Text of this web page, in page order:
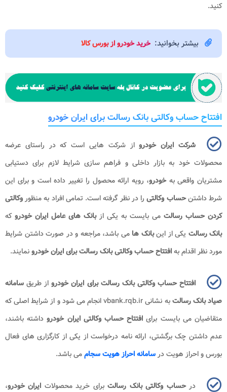
کنید.
بیشتر بخوانید: خرید خودرو از بورس کالا
افتتاح حساب وکالتی بانک رسالت برای ایران خودرو
شرکت ایران خودرواز شرکت هایی است که در راستای عرضه
محصولات خود به بازار داخلی و فراهم سازی شرایط لازم برای دستیابی
مشتریان واقعی بهخودرو، رویه ارائه محصول را تغییر داده است و برای این
شرط داشتنحساب وکالتی را در نظر گرفته است. تمامی افراد به منظوروکالتی
کردن حساب رسالت می بایست به یکی ازبانک های عامل ایران خودروکه
بانک رسالت یکی از اینبانک هامی باشد، مراجعه و در صورت داشتن شرایط
مورد نظر اقدام بهافتتاح حساب وکالتی بانک رسالت برای ایران خودرونمایند.
افتتاح حساب وکالتی بانک رسالت برای ایران خودرواز طریق سامانه
صیاد بانک رسالت
به نشانی vbank.rqb.ir انجام می شود و از شرایط اصلی که
متقاضیان می بایست برای افتتاح حساب وکالتی ایران خودروداشته باشند،
عدم داشتن چک برگشتی، ارائه نامه درخواست از یکی از کارگزاری های فعال
بورس و احراز هویت درسامانه احراز هویت سجاممی باشد.
درحساب وکالتی بانک رسالتبرای خرید محصولات ایران خودرو،